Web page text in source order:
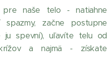
naše telo - natiahne
spazmy, začne postupne
spevní), uľavíte telu od
a najmä - získate